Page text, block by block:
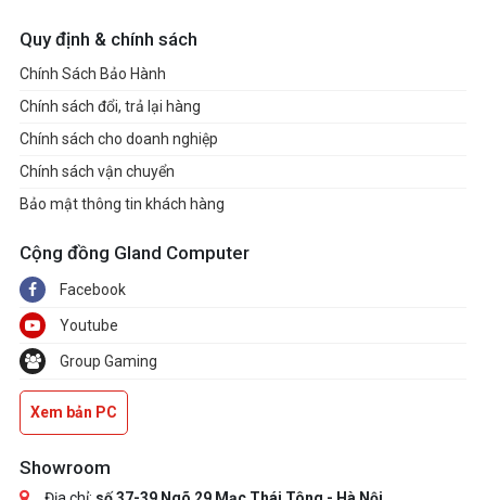
Quy định & chính sách
Chính Sách Bảo Hành
Chính sách đổi, trả lại hàng
Chính sách cho doanh nghiệp
Chính sách vận chuyển
Bảo mật thông tin khách hàng
Cộng đồng Gland Computer
Facebook
Youtube
Group Gaming
Xem bản PC
Showroom